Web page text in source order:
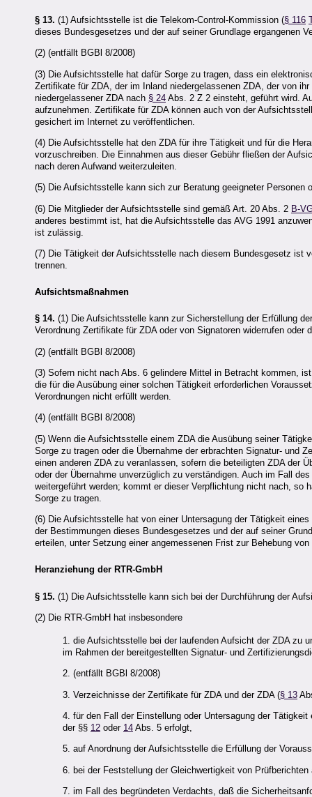
§ 13. (1) Aufsichtsstelle ist die Telekom-Control-Kommission (§ 116
dieses Bundesgesetzes und der auf seiner Grundlage ergangenen
(2) (entfällt BGBl 8/2008)
(3) Die Aufsichtsstelle hat dafür Sorge zu tragen, dass ein
Zertifikate für ZDA, der im Inland niedergelassenen ZDA, der von
niedergelassener ZDA nach § 24 Abs. 2 Z 2 einsteht, geführt wird.
aufzunehmen. Zertifikate für ZDA können auch von der
gesichert im Internet zu veröffentlichen.
(4) Die Aufsichtsstelle hat den ZDA für ihre Tätigkeit und für die
vorzuschreiben. Die Einnahmen aus dieser Gebühr fließen der
nach deren Aufwand weiterzuleiten.
(5) Die Aufsichtsstelle kann sich zur Beratung geeigneter Personen
(6) Die Mitglieder der Aufsichtsstelle sind gemäß Art. 20 Abs. 2 B-
anderes bestimmt ist, hat die Aufsichtsstelle das AVG 1991
ist zulässig.
(7) Die Tätigkeit der Aufsichtsstelle nach diesem Bundesgesetz ist
trennen.
Aufsichtsmaßnahmen
§ 14. (1) Die Aufsichtsstelle kann zur Sicherstellung der Erfüllung
Verordnung Zertifikate für ZDA oder von Signatoren widerrufen
(2) (entfällt BGBl 8/2008)
(3) Sofern nicht nach Abs. 6 gelindere Mittel in Betracht kommen,
die für die Ausübung einer solchen Tätigkeit erforderlichen
Verordnungen nicht erfüllt werden.
(4) (entfällt BGBl 8/2008)
(5) Wenn die Aufsichtsstelle einem ZDA die Ausübung seiner
Sorge zu tragen oder die Übernahme der erbrachten Signatur- und
einen anderen ZDA zu veranlassen, sofern die beteiligten ZDA der
oder der Übernahme unverzüglich zu verständigen. Auch im Fall
weitergeführt werden; kommt er dieser Verpflichtung nicht nach,
Sorge zu tragen.
(6) Die Aufsichtsstelle hat von einer Untersagung der Tätigkeit eines
der Bestimmungen dieses Bundesgesetzes und der auf seiner
erteilen, unter Setzung einer angemessenen Frist zur Behebung
Heranziehung der RTR-GmbH
§ 15. (1) Die Aufsichtsstelle kann sich bei der Durchführung der
(2) Die RTR-GmbH hat insbesondere
1. die Aufsichtsstelle bei der laufenden Aufsicht der ZDA zu
im Rahmen der bereitgestellten Signatur- und
2. (entfällt BGBl 8/2008)
3. Verzeichnisse der Zertifikate für ZDA und der ZDA (§ 13
4. für den Fall der Einstellung oder Untersagung der
der §§ 12 oder 14 Abs. 5 erfolgt,
5. auf Anordnung der Aufsichtsstelle die Erfüllung der
6. bei der Feststellung der Gleichwertigkeit von
7. im Fall des begründeten Verdachts, daß die